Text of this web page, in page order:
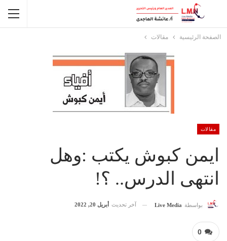
الصفحة الرئيسية مقالات
مقالات
ايمن كبوش يكتب :وهل
انتهى الدرس.. ؟!
بواسطة Live Media آخر تحديث أبريل 20, 2022
0